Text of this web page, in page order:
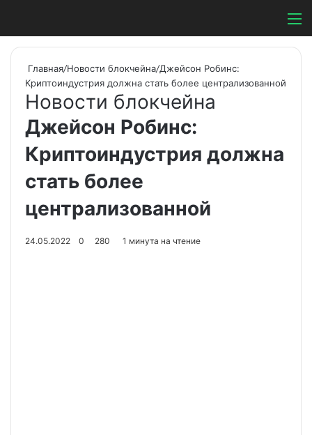
Switch skin
Главная/Новости блокчейна/Джейсон Робинс:
Криптоиндустрия должна стать более централизованной
Новости блокчейна
Джейсон Робинс:
Криптоиндустрия должна
стать более
централизованной
24.05.2022 0 280 1 минута на чтение